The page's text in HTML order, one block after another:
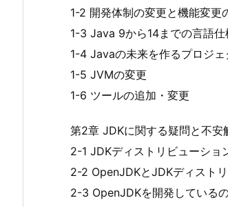
1-2 開発体制の変更と機能変更
1-3 Java 9から14までの言語
1-4 Javaの未来を作るプロジ
1-5 JVMの変更
1-6 ツールの追加・変更
第2章 JDKに関する疑問と不
2-1 JDKディストリビューショ
2-2 OpenJDKとJDKディスト
2-3 OpenJDKを開発している